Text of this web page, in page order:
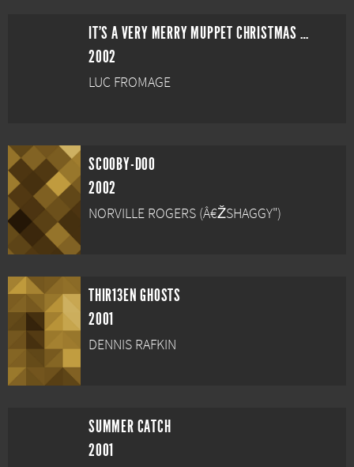
IT'S A VERY MERRY MUPPET CHRISTMAS MOVIE
2002
LUC FROMAGE
SCOOBY-DOO
2002
NORVILLE ROGERS (Â€ŽSHAGGY")
THIR13EN GHOSTS
2001
DENNIS RAFKIN
SUMMER CATCH
2001